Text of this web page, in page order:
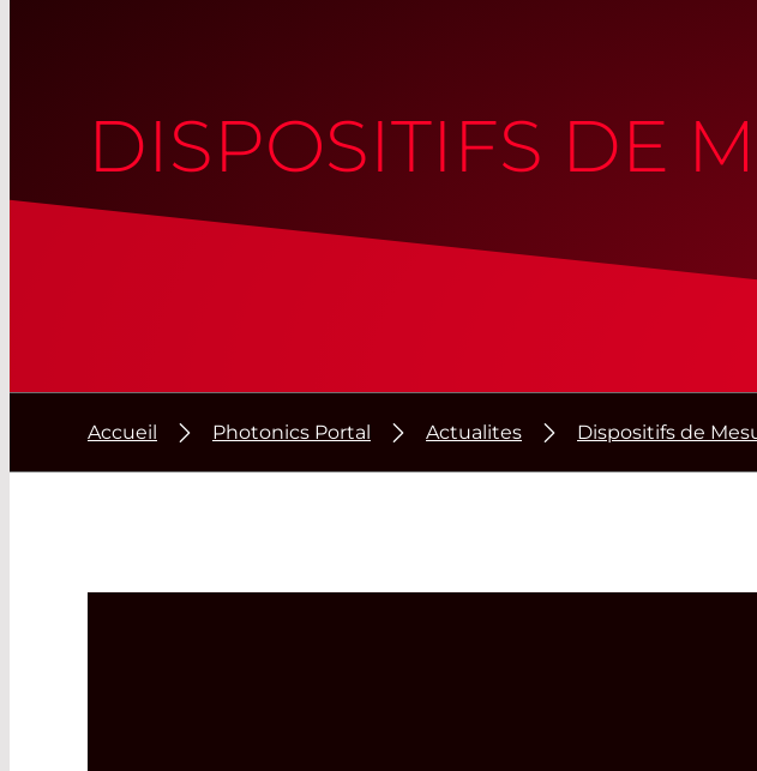
DISPOSITIFS DE
Accueil Photonics Portal Actualites Dispositifs de